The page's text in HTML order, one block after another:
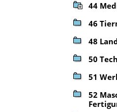
44
46
48
50
51
52